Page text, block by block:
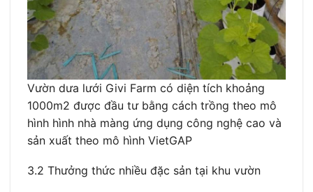
Vườn dưa lưới Givi Farm có diện tích khoảng
1000m2 được đầu tư bằng cách trồng theo mô
hình hình nhà màng ứng dụng công nghệ cao và
sản xuất theo mô hình VietGAP
3.2 Thưởng thức nhiều đặc sản tại khu vườn